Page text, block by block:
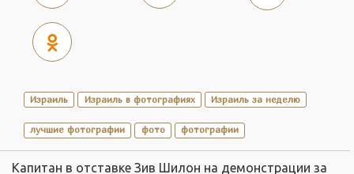
Израиль Израиль в фотографиях Израиль за неделю
лучшие фотографии фото фотографии
Капитан в отставке Зив Шилон на демонстрации за